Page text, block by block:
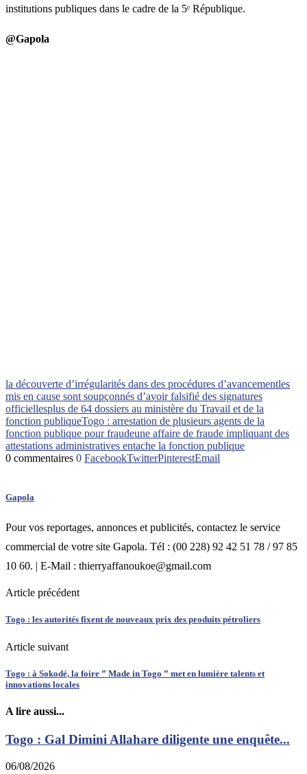
institutions publiques dans le cadre de la 5ᵉ République.
@Gapola
la découverte d’irrégularités dans des procédures d’avancementles
mis en cause sont soupçonnés d’avoir falsifié des signatures
officiellesplus de 64 dossiers au ministère du Travail et de la
fonction publiqueTogo : arrestation de plusieurs agents de la
fonction publique pour fraudeune affaire de fraude impliquant des
attestations administratives entache la fonction publique
0 commentaires 0 FacebookTwitterPinterestEmail
Gapola
Pour vos reportages, annonces et publicités, contactez le service
commercial de votre site Gapola. Tél : (00 228) 92 42 51 78 / 97 85
10 60. | E-Mail : thierryaffanoukoe@gmail.com
Article précédent
Togo : les autorités fixent de nouveaux prix des produits pétroliers
Article suivant
Togo : à Sokodé, la foire ” Made in Togo ” met en lumière talents et
innovations locales
A lire aussi...
Togo : Gal Dimini Allahare diligente une enquête...
06/08/2026